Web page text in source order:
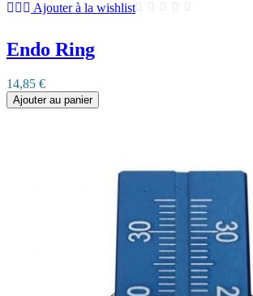
Ajouter à la wishlist
Endo Ring
14,85 €
Ajouter au panier